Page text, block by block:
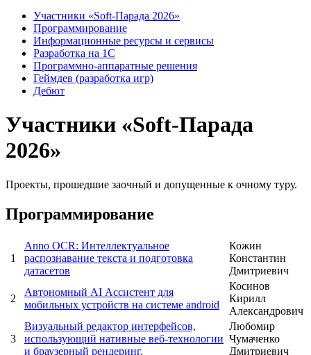
Участники «Soft-Парада 2026»
Программирование
Информационные ресурсы и сервисы
Разработка на 1С
Программно-аппаратные решения
Геймдев (разработка игр)
Дебют
Участники «Soft-Парада
2026»
Проекты, прошедшие заочный и допущенные к очному туру.
Программирование
1
Anno OCR: Интеллектуальное
распознавание текста и подготовка
датасетов
Кожин
Константин
Дмитриевич
2
Автономный AI Ассистент для
мобильных устройств на системе android
Косинов
Кирилл
Александрович
3
Визуальный редактор интерфейсов,
использующий нативные веб-технологии
и браузерный рендеринг.
Любомир
Чумаченко
Дмитриевич